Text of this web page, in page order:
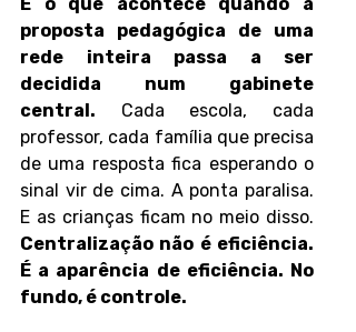
proposta pedagógica de uma
rede inteira passa a ser
decidida num gabinete
central. Cada escola, cada
professor, cada família que precisa
de uma resposta fica esperando o
sinal vir de cima. A ponta paralisa.
Centralização não é eficiência.
É a aparência de eficiência. No
fundo, é controle.